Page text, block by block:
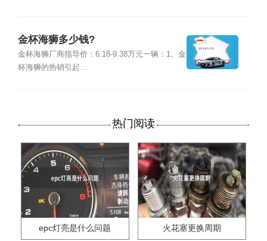
金杯海狮多少钱?
金杯海狮厂商指导价：6.18-9.38万元一辆：1、金
杯海狮的热销引起...
热门阅读
epc灯亮是什么问题 火花塞更换周期